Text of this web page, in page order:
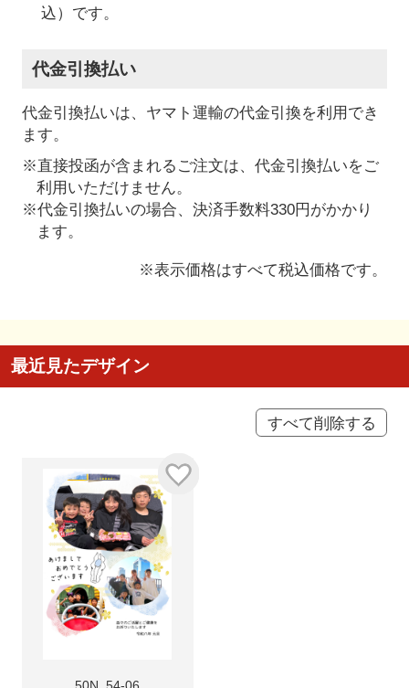
込）です。
代金引換払い
代金引換払いは、ヤマト運輸の代金引換を利用でき
ます。
※直接投函が含まれるご注文は、代金引換払いをご
利用いただけません。
※代金引換払いの場合、決済手数料330円がかかり
ます。
※表示価格はすべて税込価格です。
最近見たデザイン
すべて削除する